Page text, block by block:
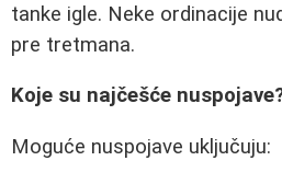
tanke igle. Neke ordinacije
pre tretmana.
Koje su najčešće
Moguće nuspojave uključuju: